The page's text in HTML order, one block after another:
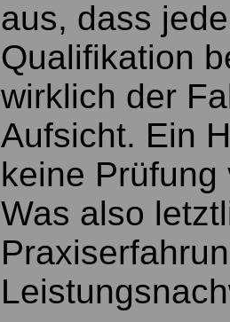
aus, dass
Qualifikation
wirklich der
Aufsicht. Ein
keine
Was also